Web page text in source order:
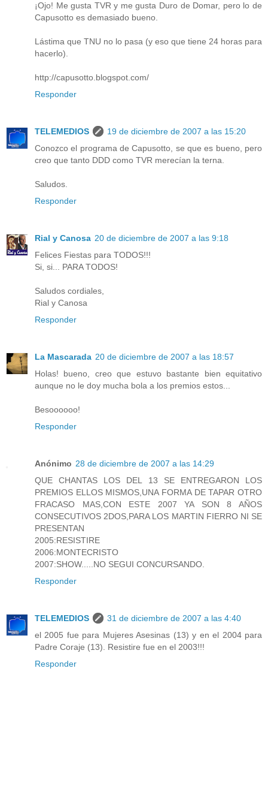
¡Ojo! Me gusta TVR y me gusta Duro de Domar, pero lo de
Capusotto es demasiado bueno.
Lástima que TNU no lo pasa (y eso que tiene 24 horas para
hacerlo).
http://capusotto.blogspot.com/
Responder
TELEMEDIOS
19 de diciembre de 2007 a las 15:20
Conozco el programa de Capusotto, se que es bueno, pero
creo que tanto DDD como TVR merecían la terna.
Saludos.
Responder
Rial y Canosa 20 de diciembre de 2007 a las 9:18
Felices Fiestas para TODOS!!!
Si, si... PARA TODOS!
Saludos cordiales,
Rial y Canosa
Responder
La Mascarada 20 de diciembre de 2007 a las 18:57
Holas! bueno, creo que estuvo bastante bien equitativo
aunque no le doy mucha bola a los premios estos...
Besoooooo!
Responder
Anónimo 28 de diciembre de 2007 a las 14:29
QUE CHANTAS LOS DEL 13 SE ENTREGARON LOS
PREMIOS ELLOS MISMOS,UNA FORMA DE TAPAR OTRO
FRACASO MAS,CON ESTE 2007 YA SON 8 AÑOS
CONSECUTIVOS 2DOS,PARA LOS MARTIN FIERRO NI SE
PRESENTAN
2005:RESISTIRE
2006:MONTECRISTO
2007:SHOW.....NO SEGUI CONCURSANDO.
Responder
TELEMEDIOS
31 de diciembre de 2007 a las 4:40
el 2005 fue para Mujeres Asesinas (13) y en el 2004 para
Padre Coraje (13). Resistire fue en el 2003!!!
Responder